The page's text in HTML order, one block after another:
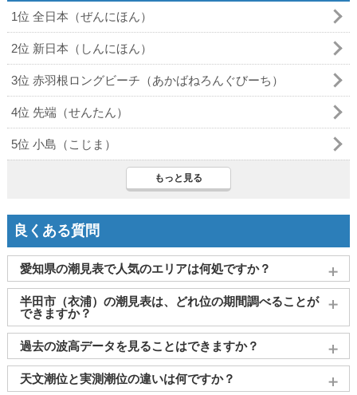
1位 全日本（ぜんにほん）
2位 新日本（しんにほん）
3位 赤羽根ロングビーチ（あかばねろんぐびーち）
4位 先端（せんたん）
5位 小島（こじま）
もっと見る
良くある質問
愛知県の潮見表で人気のエリアは何処ですか？
名古屋、 豊橋市（三河）、蒲郡市（形原）、半田市（衣
浦）、西尾(寺津)がよく見られております。
半田市（衣浦）の潮見表は、どれ位の期間調べることが
できますか？
2011～2027年までの16年間分の潮汐情報や日の出・日の入りを
調べることができます。視覚的に分かり易くタイドグラフで、
日の出・日の入り情報も合わせて確認することができます。
過去の波高データを見ることはできますか？
大変申し訳ございませんが、過去の波高データ（波の高さ）に
関してはご提供しておりません。
天文潮位と実測潮位の違いは何ですか？